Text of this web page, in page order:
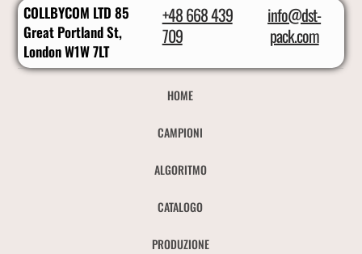
COLLBYCOM LTD 85
Great Portland St,
London W1W 7LT
+48 668 439
709
info@dst-
pack.com
HOME
CAMPIONI
ALGORITMO
CATALOGO
PRODUZIONE